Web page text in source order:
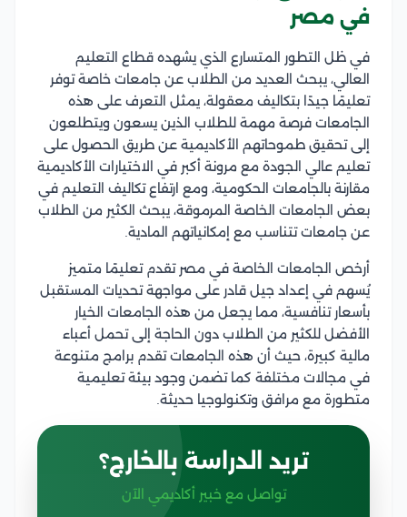
في مصر
في ظل التطور المتسارع الذي يشهده قطاع التعليم
العالي، يبحث العديد من الطلاب عن جامعات خاصة توفر
تعليمًا جيدًا بتكاليف معقولة، يمثل التعرف على هذه
الجامعات فرصة مهمة للطلاب الذين يسعون ويتطلعون
إلى تحقيق طموحاتهم الأكاديمية عن طريق الحصول على
تعليم عالي الجودة مع مرونة أكبر في الاختيارات الأكاديمية
مقارنة بالجامعات الحكومية، ومع ارتفاع تكاليف التعليم في
بعض الجامعات الخاصة المرموقة، يبحث الكثير من الطلاب
عن جامعات تتناسب مع إمكانياتهم المادية.
أرخص الجامعات الخاصة في مصر تقدم تعليمًا متميز
يُسهم في إعداد جيل قادر على مواجهة تحديات المستقبل
بأسعار تنافسية، مما يجعل من هذه الجامعات الخيار
الأفضل للكثير من الطلاب دون الحاجة إلى تحمل أعباء
مالية كبيرة، حيث أن هذه الجامعات تقدم برامج متنوعة
في مجالات مختلفة كما تضمن وجود بيئة تعليمية
متطورة مع مرافق وتكنولوجيا حديثة.
تريد الدراسة بالخارج؟
تواصل مع خبير أكاديمي الآن